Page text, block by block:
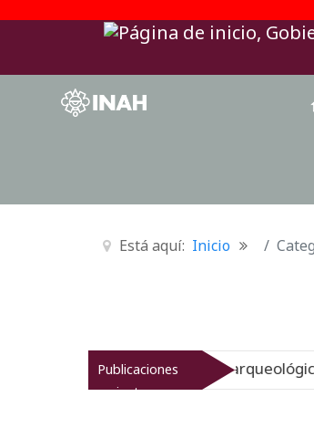
Está aquí: Inicio
Publicaciones
recientes
revitaliza el patrimonio arqueológico